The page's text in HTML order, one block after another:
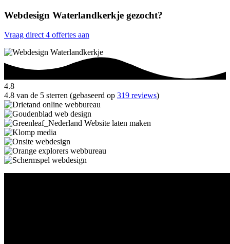
Webdesign Waterlandkerkje gezocht?
Vraag direct 4 offertes aan
4.8
4.8 van de 5 sterren (gebaseerd op 319 reviews)